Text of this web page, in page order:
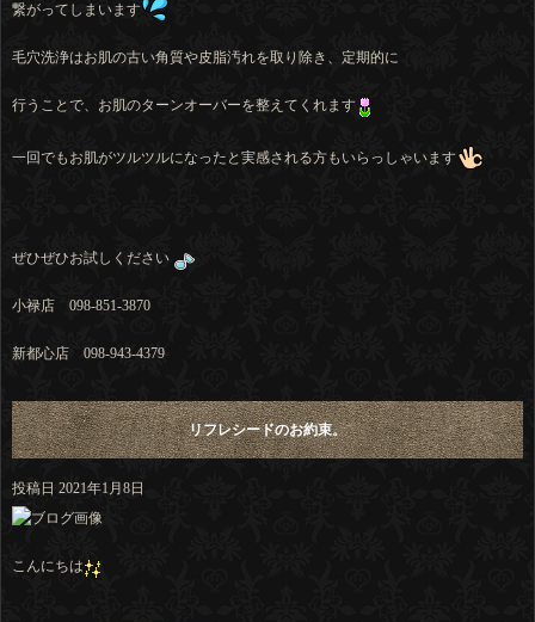
繋がってしまいます
毛穴洗浄はお肌の古い角質や皮脂汚れを取り除き、定期的に
行うことで、お肌のターンオーバーを整えてくれます
一回でもお肌がツルツルになったと実感される方もいらっしゃいます
ぜひぜひお試しください
小禄店 098-851-3870
新都心店 098-943-4379
リフレシードのお約束。
投稿日 2021年1月8日
こんにちは